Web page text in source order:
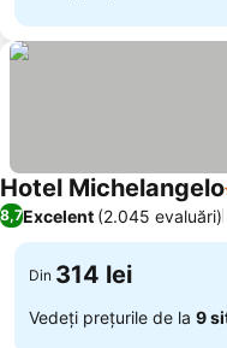
Hotel Michelangelo
8,7Excelent (2.045 evaluări)
Din 314 lei
Vedeți prețurile de la 9